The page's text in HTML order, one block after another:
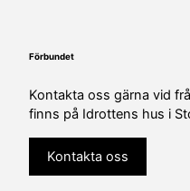
Förbundet
Kontakta oss gärna vid
finns på Idrottens hus i
Kontakta oss